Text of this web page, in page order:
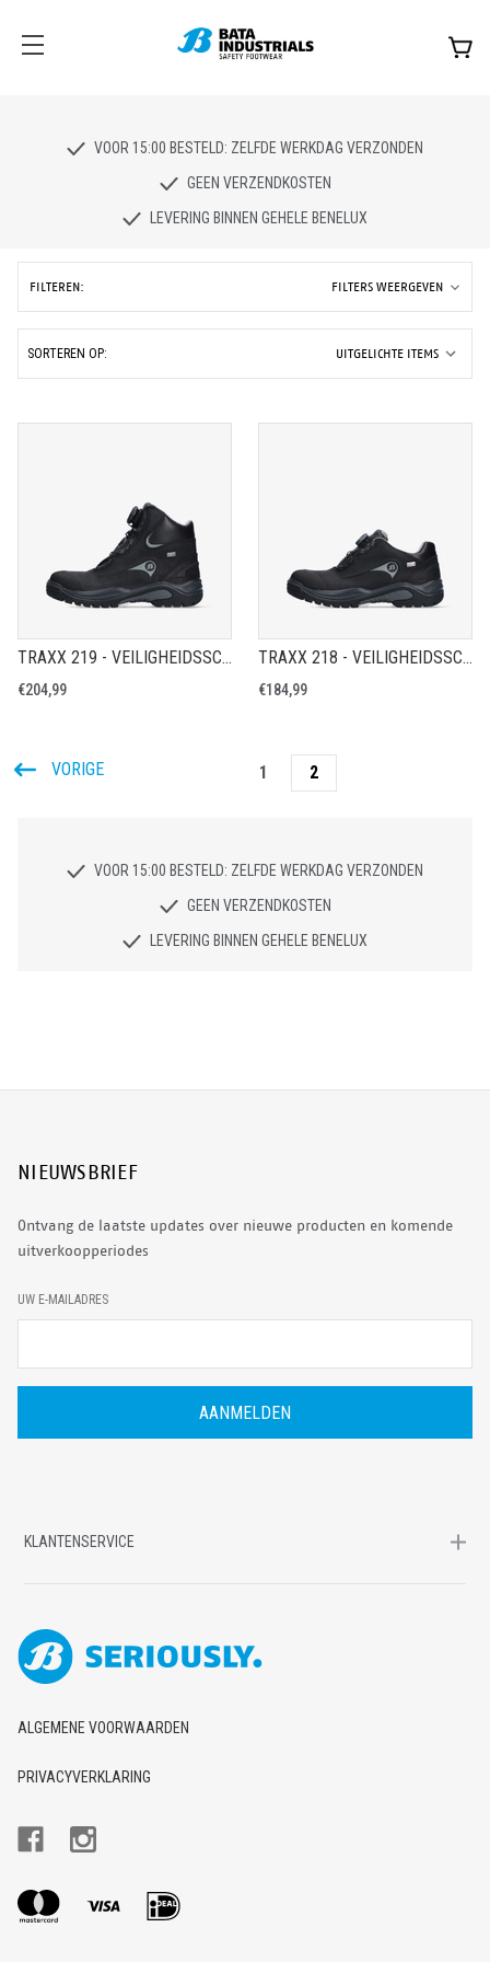
VOOR 15:00 BESTELD: ZELFDE WERKDAG VERZONDEN
GEEN VERZENDKOSTEN
LEVERING BINNEN GEHELE BENELUX
FILTEREN: FILTERS WEERGEVEN
SORTEREN OP:
TRAXX 219 - VEILIGHEIDSSCHOEN S7S
€204,99
TRAXX 218 - VEILIGHEIDSSCHOEN S7S
€184,99
VORIGE 1 2
VOOR 15:00 BESTELD: ZELFDE WERKDAG VERZONDEN
GEEN VERZENDKOSTEN
LEVERING BINNEN GEHELE BENELUX
NIEUWSBRIEF
Ontvang de laatste updates over nieuwe producten en komende
uitverkoopperiodes
E
-
M
A
D
UW E-MAILADRES
KLANTENSERVICE
ALGEMENE VOORWAARDEN
PRIVACYVERKLARING